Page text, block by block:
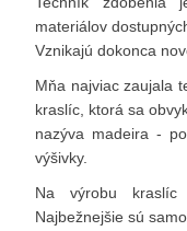
materiálov
Vznikajú dokonca
Mňa najviac zaujala
kraslíc, ktorá sa
nazýva madeira -
výšivky.
Na výrobu
Najbežnejšie sú